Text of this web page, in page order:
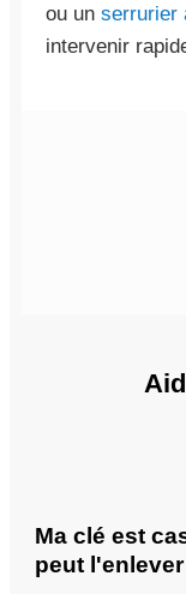
ou un serrurier
intervenir
Ma clé est
peut